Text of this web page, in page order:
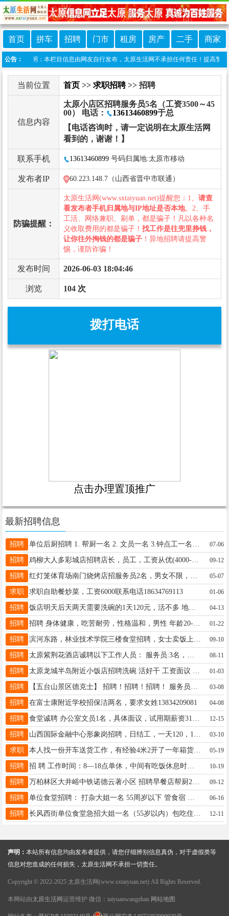
首页 拼车 招聘 门市 租房 房产 二手 商家
公告：
免责声明：本栏目信息由网友自行发布，太原生活网不承担任何责任！提高警惕
当前位置 首页 >> 求职招聘>> 招聘
信息内容
太原小店区招聘服务员5名（工资3500～45
00） 电话：
13613460899于总
【电话咨询时，请一定说明在太原生活网
看到的，谢谢！】
联系手机 13613460899 号码归属地:太原市移动
发布者IP 60.223.148.7（山西省晋中市联通）
防骗提醒：
太原生活网(www.sxtaiyuan.net)提醒您：1、 请查
看发布者手机归属地与IP地址是否本地。2、手
工活、网络兼职、刷单，都是骗子！凡以各种名
义收取费用的都是骗子！ 找工作是往兜里挣钱，
让你往外掏钱的都是骗子 ！异地招聘请提高警
惕，谨防诈骗！
发布时间 2026-06-03 18:04:46
浏览 104 次
拨打电话
点击办理置顶推广
最新招聘信息
招聘 07-06
招聘 鸡柳大人多彩城店招聘店长，员工，工资从优(4000-6000)联系电话18234001519 09-12
招聘 05-07
求职 求职自助餐炒菜，工资6000联系电话18634769113 01-06
招聘 饭店明天后天两天需要洗碗的1天120元，活不多 地址平阳路学府街口 电话，13835394766 04-13
招聘 招聘 身体健康，吃苦耐劳，性格温和，男性 年龄20---45岁 工资3000--4500 管中餐晚餐 工作内容，上门取件 联系人虎哥15103462565 01-22
招聘 09-10
招聘 08-11
招聘 01-03
招聘 03-08
招聘 在富士康附近学校招保洁两名，要求女姓13834209081 04-08
招聘 12-15
招聘 03-10
求职 本人找一份开车送货工作，有经验4米2开了一年箱货开的6挡。8挡12挡没开过但是也懂，管吃住的最好，能干10来天借支生活费的最好。 05-19
招聘 招 聘 工作时间：8—18点单休，中间有吃饭休息时间。 工作内容：社区团购，男女不限（30-55岁）。 工资待遇：底薪3500加提成，综合工资5500 工作地址：太原六个城区就近安排。 联系电话：13753495031同微信 10-19
招聘 09-12
招聘 06-16
招聘 12-11
声明： 本站所有信息均由发布者提供，请您仔细辨别信息真伪，对于虚假类等
信息对您造成的任何损失，太原生活网不承担一切责任。
Copyright © 2022-2025 太原生活网(www.sxtaiyuan.net) All Rights Reserved.
本网站由太原生活网 运营维护 微信：taiyuanwangzhan 网站地图